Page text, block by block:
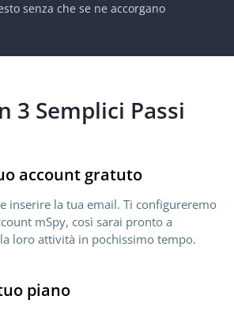
senza che se ne accorgano
3 Semplici Passi
account gratuto
inserire la tua email. Ti configureremo
mSpy, così sarai pronto a
loro attività in pochissimo tempo.
piano